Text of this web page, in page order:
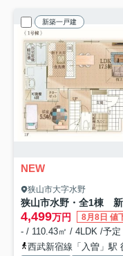
新築一戸建
NEW
狭山市大字水野
4,499万円 8月8日 値
- / 110.43㎡ / 4LDK /予定
西武新宿線「入曽」駅